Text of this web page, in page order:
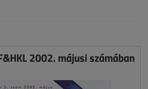
2002. májusi számában